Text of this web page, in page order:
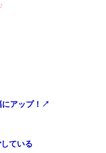
にアップ！↗
ている